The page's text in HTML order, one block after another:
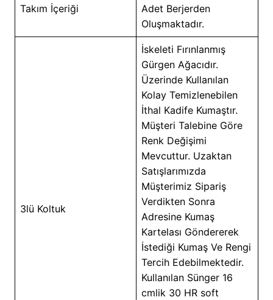
Takım İçeriği
Adet Berjerden
Oluşmaktadır.
3lü Koltuk
İskeleti Fırınlanmış
Gürgen Ağacıdır.
Üzerinde Kullanılan
Kolay Temizlenebilen
İthal Kadife Kumaştır.
Müşteri Talebine Göre
Renk Değişimi
Mevcuttur. Uzaktan
Satışlarımızda
Müşterimiz Sipariş
Verdikten Sonra
Adresine Kumaş
Kartelası Göndererek
İstediği Kumaş Ve Rengi
Tercih Edebilmektedir.
Kullanılan Sünger 16
cmlik 30 HR soft